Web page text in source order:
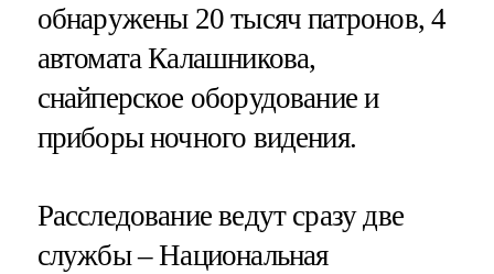
обнаружены 20 тысяч патронов, 4
автомата Калашникова,
снайперское оборудование и
приборы ночного видения.
Расследование ведут сразу две
службы – Национальная